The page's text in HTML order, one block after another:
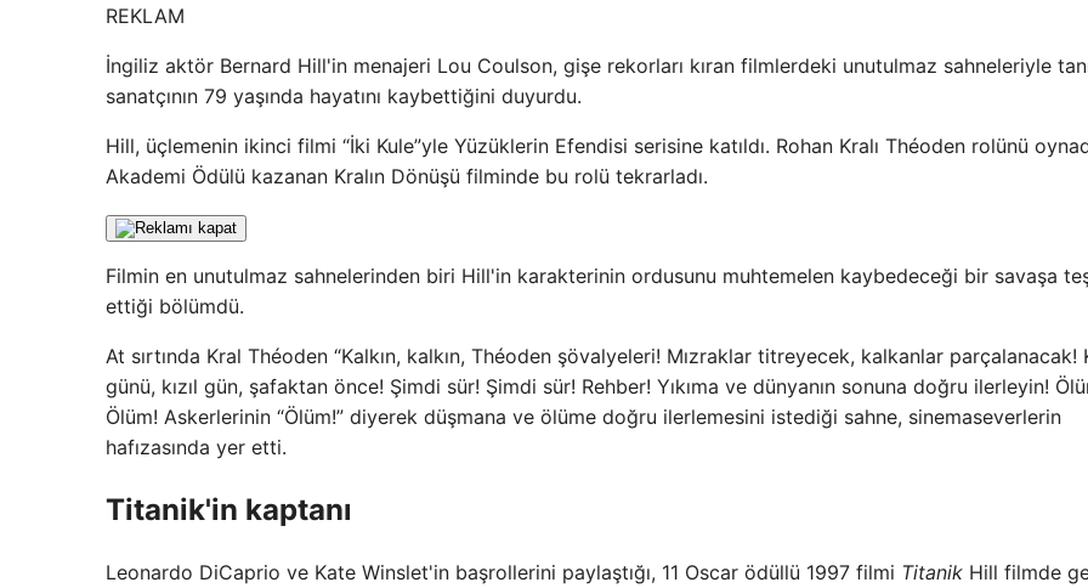
REKLAM
İngiliz aktör Bernard Hill'in menajeri Lou Coulson, gişe rekorları kıran filmlerdeki unutulmaz sahneleriyle
sanatçının 79 yaşında hayatını kaybettiğini duyurdu.
Hill, üçlemenin ikinci filmi “İki Kule”yle Yüzüklerin Efendisi serisine katıldı. Rohan Kralı Théoden rolünü
Akademi Ödülü kazanan Kralın Dönüşü filminde bu rolü tekrarladı.
Filmin en unutulmaz sahnelerinden biri Hill'in karakterinin ordusunu muhtemelen kaybedeceği bir savaşa
ettiği bölümdü.
At sırtında Kral Théoden “Kalkın, kalkın, Théoden şövalyeleri! Mızraklar titreyecek, kalkanlar parçalanacak!
günü, kızıl gün, şafaktan önce! Şimdi sür! Şimdi sür! Rehber! Yıkıma ve dünyanın sonuna doğru ilerleyin!
Ölüm! Askerlerinin “Ölüm!” diyerek düşmana ve ölüme doğru ilerlemesini istediği sahne, sinemaseverlerin
hafızasında yer etti.
Titanik'in kaptanı
Leonardo DiCaprio ve Kate Winslet'in başrollerini paylaştığı, 11 Oscar ödüllü 1997 filmi Titanik Hill filmde